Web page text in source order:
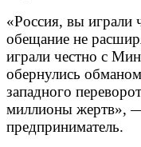
«Россия, вы играли
обещание не
играли честно с
обернулись
западного
миллионы жертв»,
предприниматель.